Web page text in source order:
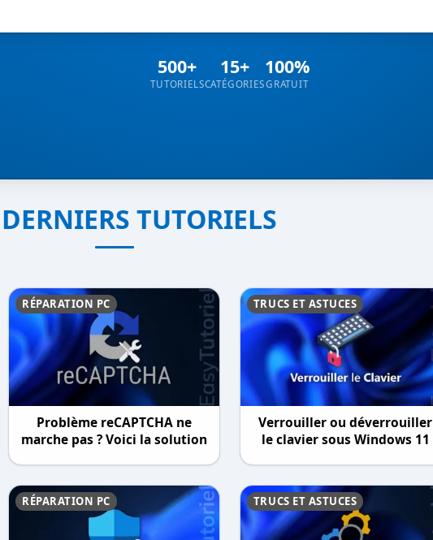
500+
TUTORIELS
15+
CATÉGORIES
100%
GRATUIT
TUTORIELS
RÉPARATION PC
Problème reCAPTCHA ne
marche pas ? Voici la solution
TRUCS ET ASTUCES
Verrouiller ou déverrouiller
le clavier sous Windows 11
RÉPARATION PC TRUCS ET ASTUCES